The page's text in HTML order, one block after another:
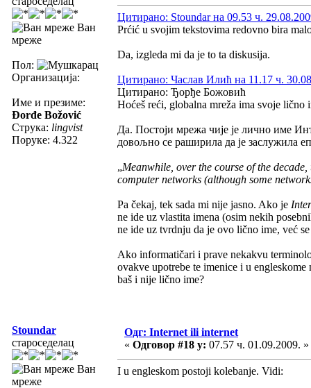
Ван
мреже
Пол:
Организација:
Име и презиме:
Đorđe Božović
Струка: lingvist
Поруке: 4.322
Цитирано: Stoundar на 09.53 ч.
Prćić u svojim tekstovima redovno bira
Da, izgleda mi da je to ta diskusija.
Цитирано: Часлав Илић на 11.17 ч.
Цитирано: Ђорђе Божовић
Hoćeš reći, globalna mreža ima svoje lično
Да. Постоји мрежа чије је лично име
довољно се раширила да је заслужила
„Meanwhile, over the course of the
computer networks (although some
Pa čekaj, tek sada mi nije jasno. Ako je
ne ide uz vlastita imena (osim nekih
ne ide uz tvrdnju da je ovo lično ime, već
Ako informatičari i prave nekakvu
ovakve upotrebe te imenice i u
baš i nije lično ime?
Stoundar
староседелац
Ван
мреже
Одг: Internet ili internet
« Одговор #18 у: 07.57 ч. 01.09.2009. »
I u engleskom postoji kolebanje. Vidi: